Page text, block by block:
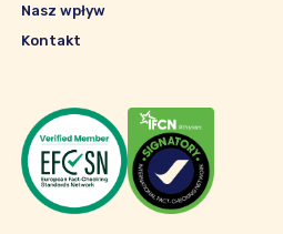
Nasz wpływ
Kontakt